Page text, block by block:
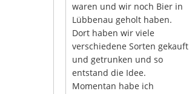
waren und wir noch Bier in
Lübbenau geholt haben.
Dort haben wir viele
verschiedene Sorten gekauft
und getrunken und so
entstand die Idee.
Momentan habe ich